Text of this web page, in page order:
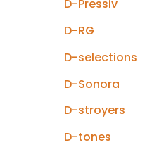
D-Pressiv
D-RG
D-selections
D-Sonora
D-stroyers
D-tones